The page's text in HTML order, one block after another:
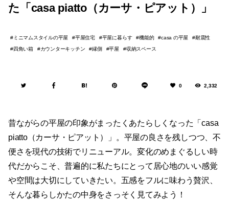
た「casa piatto（カーサ・ピアット）」
ミニマムスタイルの平屋 平屋住宅 平屋に暮らす 機能的 casa の平屋
耐震性
四角い箱
カウンターキッチン 縁側 平屋 収納スペース
0 2,332
昔ながらの平屋の印象がまったくあたらしくなった「casa
piatto（カーサ・ピアット）」。平屋の良さを残しつつ、不
便さを現代の技術でリニューアル。変化のめまぐるしい時
代だからこそ、普遍的に私たちにとって居心地のいい感覚
や空間は大切にしていきたい。五感をフルに味わう贅沢、
そんな暮らしかたの中身をさっそく見てみよう！